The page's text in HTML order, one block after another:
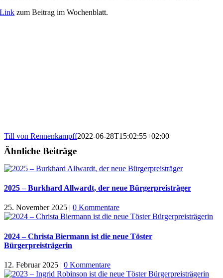
Link zum Beitrag im Wochenblatt.
Till von Rennenkampff2022-06-28T15:02:55+02:00
Ähnliche Beiträge
2025 – Burkhard Allwardt, der neue Bürgerpreisträger
25. November 2025 | 0 Kommentare
2024 – Christa Biermann ist die neue Töster
Bürgerpreisträgerin
12. Februar 2025 | 0 Kommentare